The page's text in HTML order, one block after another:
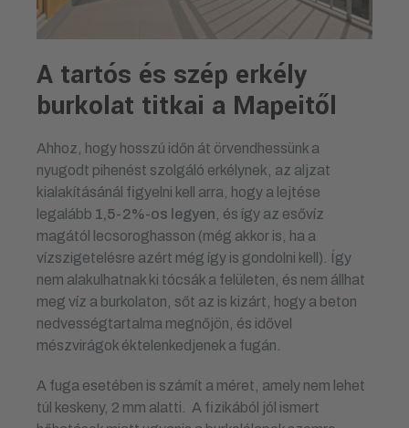
A tartós és szép erkély
burkolat titkai a Mapeitől
Ahhoz, hogy hosszú időn át örvendhessünk a
nyugodt pihenést szolgáló erkélynek, az aljzat
kialakításánál figyelni kell arra, hogy a lejtése
legalább 1,5-2%-os legyen , és így az esővíz
magától lecsoroghasson (még akkor is, ha a
vízszigetelésre azért még így is gondolni kell). Így
nem alakulhatnak ki tócsák a felületen, és nem állhat
meg víz a burkolaton, sőt az is kizárt, hogy a beton
nedvességtartalma megnőjön, és idővel
mészvirágok éktelenkedjenek a fugán.
A fuga esetében is számít a méret, amely nem lehet
túl keskeny, 2 mm alatti. A fizikából jól ismert